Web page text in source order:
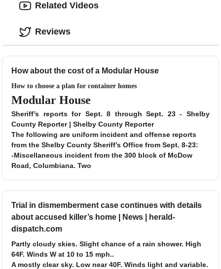
How about the cost of a Modular House
How to choose a plan for container homes
Modular House
Sheriff’s reports for Sept. 8 through Sept. 23 - Shelby
County Reporter | Shelby County Reporter
The following are uniform incident and offense reports
from the Shelby County Sheriff’s Office from Sept. 8-23:
-Miscellaneous incident from the 300 block of McDow
Road, Columbiana. Two
Trial in dismemberment case continues with details
about accused killer’s home | News | herald-
dispatch.com
Partly cloudy skies. Slight chance of a rain shower. High
64F. Winds W at 10 to 15 mph..
A mostly clear sky. Low near 40F. Winds light and variable.
Related Videos
Reviews